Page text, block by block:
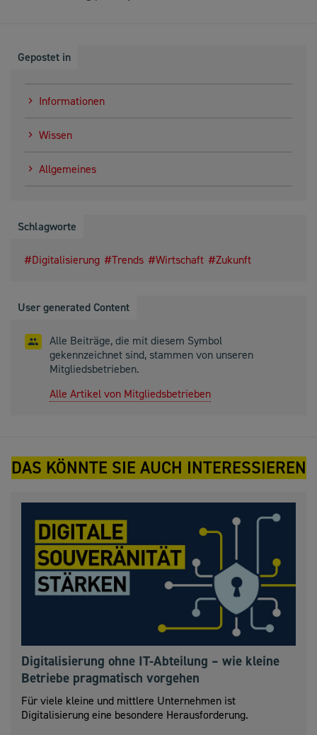
Gepostet in
Informationen
Wissen
Allgemeines
Schlagworte
Digitalisierung Trends Wirtschaft Zukunft
User generated Content
Alle Beiträge, die mit diesem Symbol
gekennzeichnet sind, stammen von unseren
Mitgliedsbetrieben.
Alle Artikel von Mitgliedsbetrieben
DAS KÖNNTE SIE AUCH INTERESSIEREN
Digitalisierung ohne IT-Abteilung – wie kleine
Betriebe pragmatisch vorgehen
Für viele kleine und mittlere Unternehmen ist
Digitalisierung eine besondere Herausforderung.